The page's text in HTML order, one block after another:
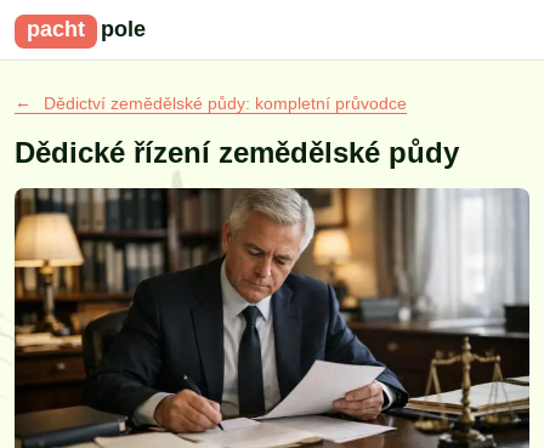
pacht pole
Dědictví zemědělské půdy: kompletní průvodce
Dědické řízení zemědělské půdy